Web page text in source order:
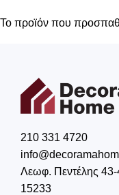
Το προϊόν που
210 331 4720
Λεωφ. Πεντέλης
15233